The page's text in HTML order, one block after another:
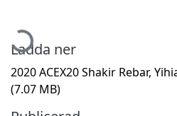
Hämtar...
Ladda ner
2020 ACEX20 Shakir Rebar,
(7.07 MB)